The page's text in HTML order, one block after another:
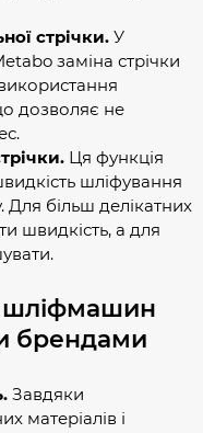
стрічки. У
заміна стрічки
дозволяє не
Ця функція
шліфування
Для більш делікатних
швидкість, а для
шліфмашин
брендами
Завдяки
матеріалів і